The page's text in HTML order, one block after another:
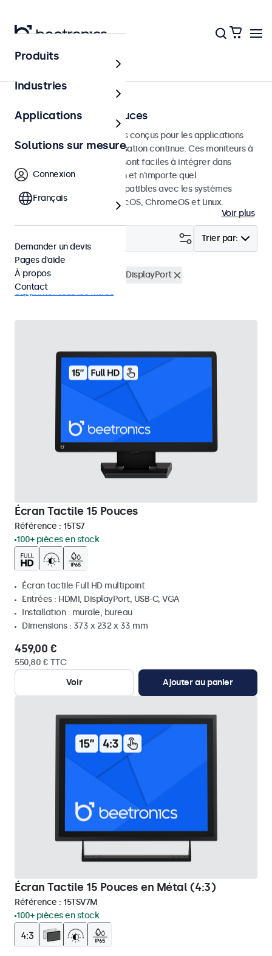
Écrans tactiles
Écrans tactiles 15 pouces
Écrans tactiles de 15 pouces conçus pour les applications
professionnelles et une utilisation continue. Ces moniteurs à
écran tactile de 15 pouces sont faciles à intégrer dans
n'importe quelle application et n'importe quel
environnement et sont compatibles avec les systèmes
d'exploitation Windows, macOS, ChromeOS et Linux.
Voir plus
Trier par:
Écrans tactiles 15 pouces
DisplayPort
Supprimer tous les filtres
Écran Tactile 15 Pouces
Référence : 15TS7
100+ pièces en stock
Écran tactile Full HD multipoint
Entrées : HDMI, DisplayPort, USB-C, VGA
Installation : murale, bureau
Dimensions : 373 x 232 x 33 mm
459,00 €
550,80 € TTC
Voir
Ajouter au panier
Écran Tactile 15 Pouces en Métal (4:3)
Référence : 15TSV7M
100+ pièces en stock
Produits
Industries
Applications
Solutions sur mesure
Connexion
Français
Demander un devis
Pages d’aide
À propos
Contact